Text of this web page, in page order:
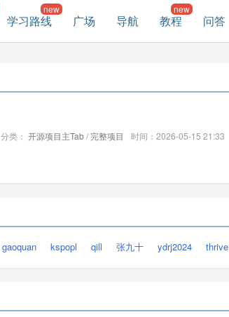
学习路线 广场 导航 教程 问答
分类： 开源项目主Tab/完整项目
时间：2026-05-15 21:33
gaoquan kspopl qill 张九十 ydrj2024 thrive